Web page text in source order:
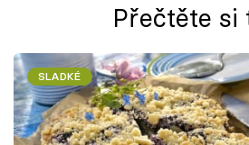
Přečtěte si
SLADKÉ